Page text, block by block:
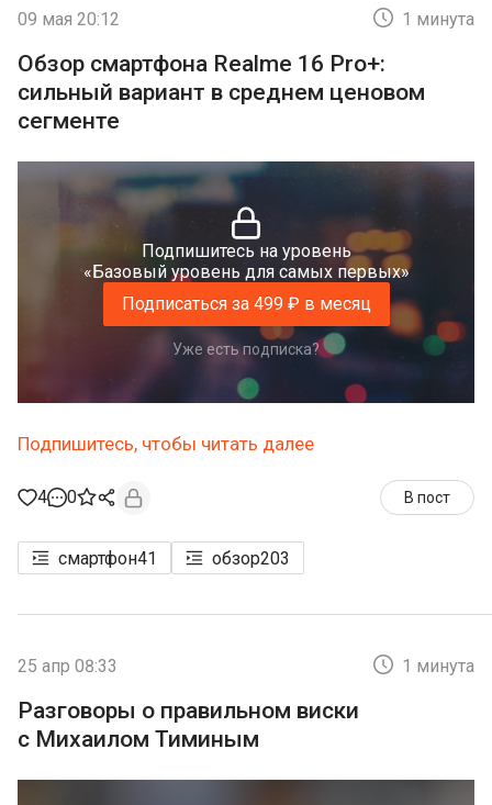
09 мая 20:12 1 минута
Обзор смартфона Realme 16 Pro+:
сильный вариант в среднем ценовом
сегменте
Подпишитесь на уровень
«Базовый уровень для самых первых»
Подписаться за 499 ₽ в месяц
Уже есть подписка?
Подпишитесь, чтобы читать далее
4 0 В пост
смартфон41 обзор203
25 апр 08:33 1 минута
Разговоры о правильном виски
с Михаилом Тиминым